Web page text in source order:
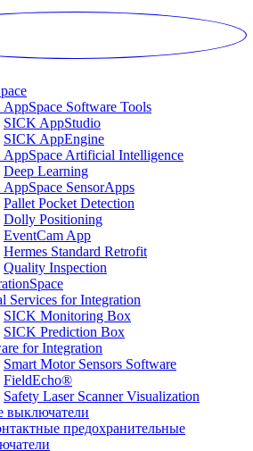
Software Tools
SICK AppStudio
SICK AppEngine
AppSpace Artificial Intelligence
Deep Learning
SensorApps
Pallet Pocket Detection
Dolly Positioning
EventCam App
Hermes Standard Retrofit
Quality Inspection
Services for Integration
SICK Monitoring Box
SICK Prediction Box
for Integration
Smart Motor Sensors Software
FieldEcho®
Safety Laser Scanner Visualization
выключатели
предохранительные